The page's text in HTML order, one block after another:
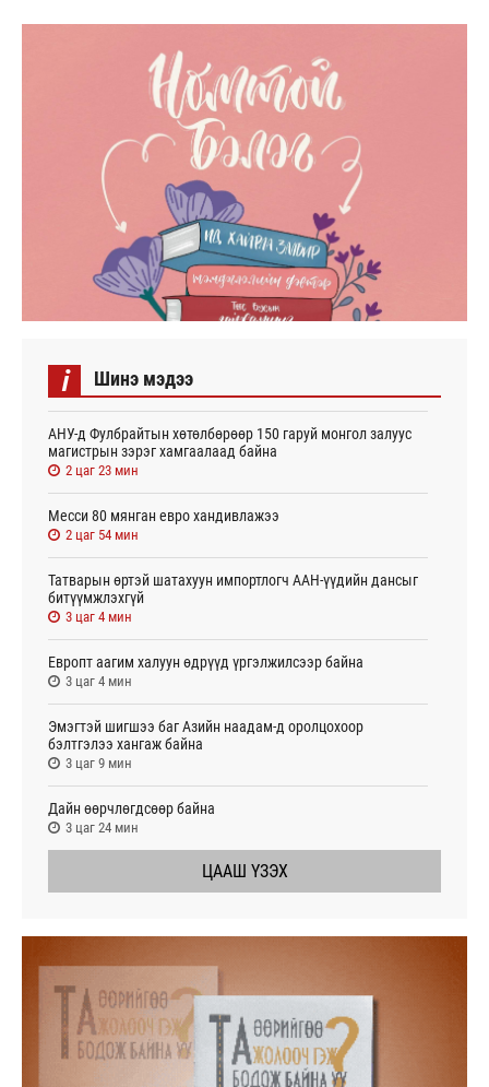
i Шинэ мэдээ
АНУ-д Фулбрайтын хөтөлбөрөөр 150 гаруй монгол залуус
магистрын зэрэг хамгаалаад байна
2 цаг 23 мин
Месси 80 мянган евро хандивлажээ
2 цаг 54 мин
Татварын өртэй шатахуун импортлогч ААН-үүдийн дансыг
битүүмжлэхгүй
3 цаг 4 мин
Европт аагим халуун өдрүүд үргэлжилсээр байна
3 цаг 4 мин
Эмэгтэй шигшээ баг Азийн наадам-д оролцохоор
бэлтгэлээ хангаж байна
3 цаг 9 мин
Дайн өөрчлөгдсөөр байна
3 цаг 24 мин
ЦААШ ҮЗЭХ